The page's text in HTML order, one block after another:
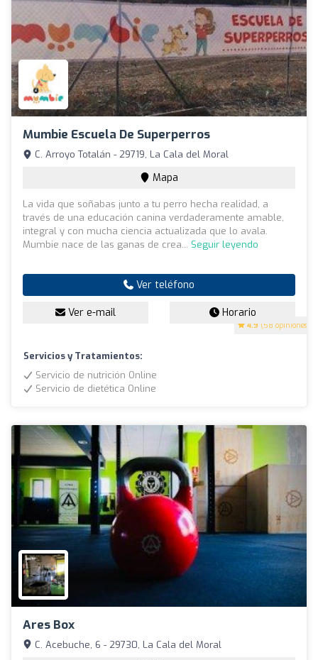
Mumbie Escuela De Superperros
4.9 (58 opiniones)
C. Arroyo Totalán - 29719, La Cala del Moral
Mapa
La vida que soñabas junto a tu perro hecha realidad, a
través de una educación canina verdaderamente amable,
integral y con mucha ciencia actualizada que lo avala.
Mumbie nace de las ganas de crea... Seguir leyendo
Ver teléfono
Ver e-mail Horario
Servicios y Tratamientos:
Servicio de nutrición Online
Servicio de dietética Online
Ares Box
C. Acebuche, 6 - 29730, La Cala del Moral